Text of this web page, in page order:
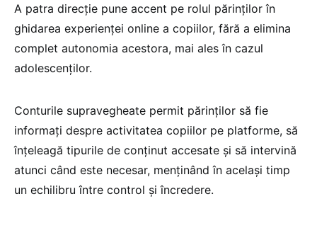
A patra direcție pune accent pe rolul părinților în
ghidarea experienței online a copiilor, fără a elimina
complet autonomia acestora, mai ales în cazul
adolescenților.
Conturile supravegheate permit părinților să fie
informați despre activitatea copiilor pe platforme, să
înțeleagă tipurile de conținut accesate și să intervină
atunci când este necesar, menținând în același timp
un echilibru între control și încredere.